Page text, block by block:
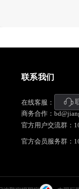
联系我们
在线客服：
商务合作：
官方用户交流群：
官方会员服务群：